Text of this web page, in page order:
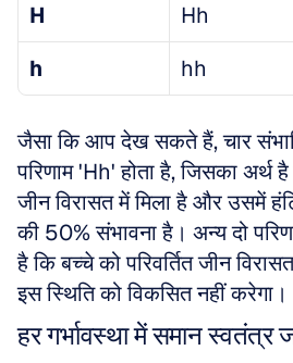
H Hh
h
hh
जैसा कि आप देख सकते हैं, चार
परिणाम 'Hh' होता है, जिसका अर्थ है
जीन विरासत में मिला है और उसमें
की 50% संभावना है। अन्य दो
है कि बच्चे को परिवर्तित जीन
इस स्थिति को विकसित नहीं करेगा।
हर गर्भावस्था में समान स्वतंत्र